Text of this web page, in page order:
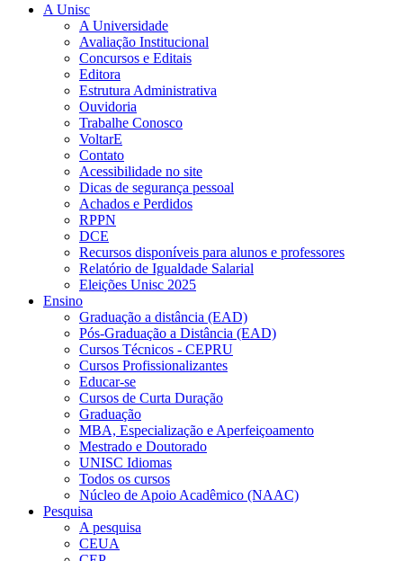
A Unisc
A Universidade
Avaliação Institucional
Concursos e Editais
Editora
Estrutura Administrativa
Ouvidoria
Trabalhe Conosco
VoltarE
Contato
Acessibilidade no site
Dicas de segurança pessoal
Achados e Perdidos
RPPN
DCE
Recursos disponíveis para alunos e professores
Relatório de Igualdade Salarial
Eleições Unisc 2025
Ensino
Graduação a distância (EAD)
Pós-Graduação a Distância (EAD)
Cursos Técnicos - CEPRU
Cursos Profissionalizantes
Educar-se
Cursos de Curta Duração
Graduação
MBA, Especialização e Aperfeiçoamento
Mestrado e Doutorado
UNISC Idiomas
Todos os cursos
Núcleo de Apoio Acadêmico (NAAC)
Pesquisa
A pesquisa
CEUA